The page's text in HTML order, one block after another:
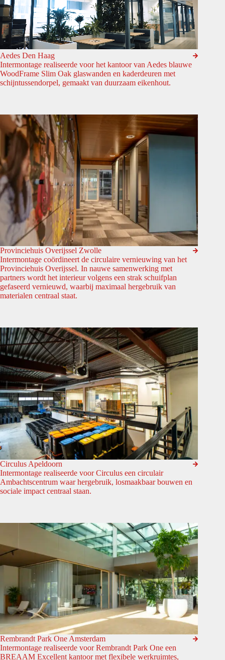
Aedes Den Haag
Intermontage realiseerde voor het kantoor van Aedes blauwe
WoodFrame Slim Oak glaswanden en kaderdeuren met
schijntussendorpel, gemaakt van duurzaam eikenhout.
Provinciehuis Overijssel Zwolle
Intermontage coördineert de circulaire vernieuwing van het
Provinciehuis Overijssel. In nauwe samenwerking met
partners wordt het interieur volgens een strak schuifplan
gefaseerd vernieuwd, waarbij maximaal hergebruik van
materialen centraal staat.
Circulus Apeldoorn
Intermontage realiseerde voor Circulus een circulair
Ambachtscentrum waar hergebruik, losmaakbaar bouwen en
sociale impact centraal staan.
Rembrandt Park One Amsterdam
Intermontage realiseerde voor Rembrandt Park One een
BREAAM Excellent kantoor met flexibele werkruimtes,